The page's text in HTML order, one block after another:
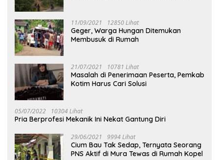
11/09/2021 12850 Lihat
Geger, Warga Hungan Ditemukan
Membusuk di Rumah
21/07/2021 10781 Lihat
Masalah di Penerimaan Peserta, Pemkab
Kotim Harus Cari Solusi
05/07/2022 10304 Lihat
Pria Berprofesi Mekanik Ini Nekat Gantung Diri
29/06/2021 9994 Lihat
Cium Bau Tak Sedap, Ternyata Seorang
PNS Aktif di Mura Tewas di Rumah Kopel